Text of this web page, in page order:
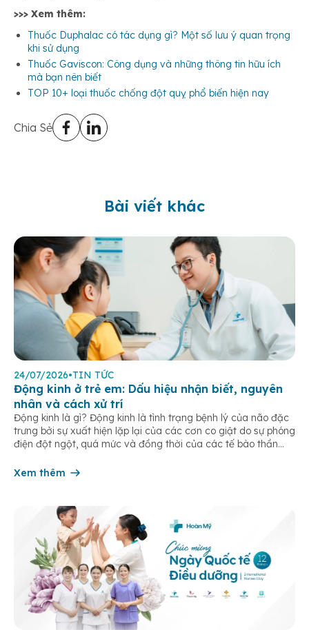
>>> Xem thêm:
Thuốc Duphalac có tác dụng gì? Một số lưu ý quan trọng
khi sử dụng
Thuốc Gaviscon: Công dụng và những thông tin hữu ích
mà bạn nên biết
TOP 10+ loại thuốc chống đột quỵ phổ biến hiện nay
Chia Sẻ
Bài viết khác
24/07/2026•TIN TỨC
Động kinh ở trẻ em: Dấu hiệu nhận biết, nguyên
nhân và cách xử trí
Động kinh là gì? Động kinh là tình trạng bệnh lý của não đặc
trưng bởi sự xuất hiện lặp lại của các cơn co giật do sự phóng
điện đột ngột, quá mức và đồng thời của các tế bào thần
Xem thêm